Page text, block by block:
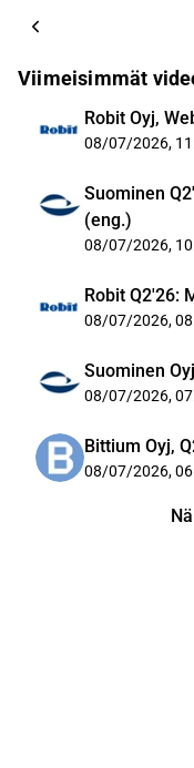
Viimeisimmät
Robit Oyj,
08/07/2026,
Suominen
(eng.)
08/07/2026,
Robit Q2'26:
08/07/2026,
Suominen
08/07/2026,
Bittium Oyj,
08/07/2026,